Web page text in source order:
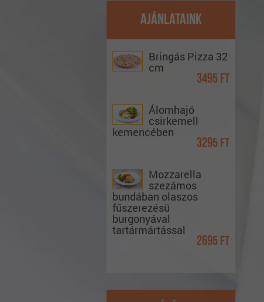
Ajánlataink
Bringás Pizza 32
cm
3495 Ft
Álomhajó
csirkemell
kemencében
3295 Ft
Mozzarella
szezámos
bundában olaszos
fűszerezésü
burgonyával
tartármártással
2695 Ft